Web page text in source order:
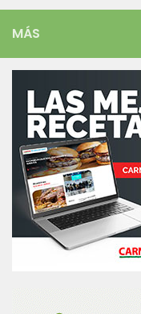
MÁS